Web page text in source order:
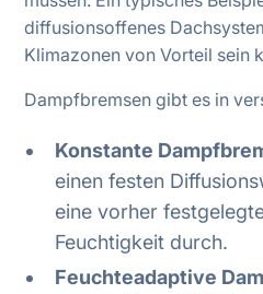
diffusionsoffenes
Klimazonen von Vorteil sein
Dampfbremsen gibt es in
Konstante
einen festen
eine vorher
Feuchtigkeit durch.
Feuchteadaptive